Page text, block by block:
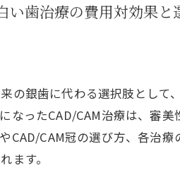
い歯治療の費用対効果と
銀歯に代わる選択肢として
ったCAD/CAM治療は、審
CAM冠の選び方、各治
ます。